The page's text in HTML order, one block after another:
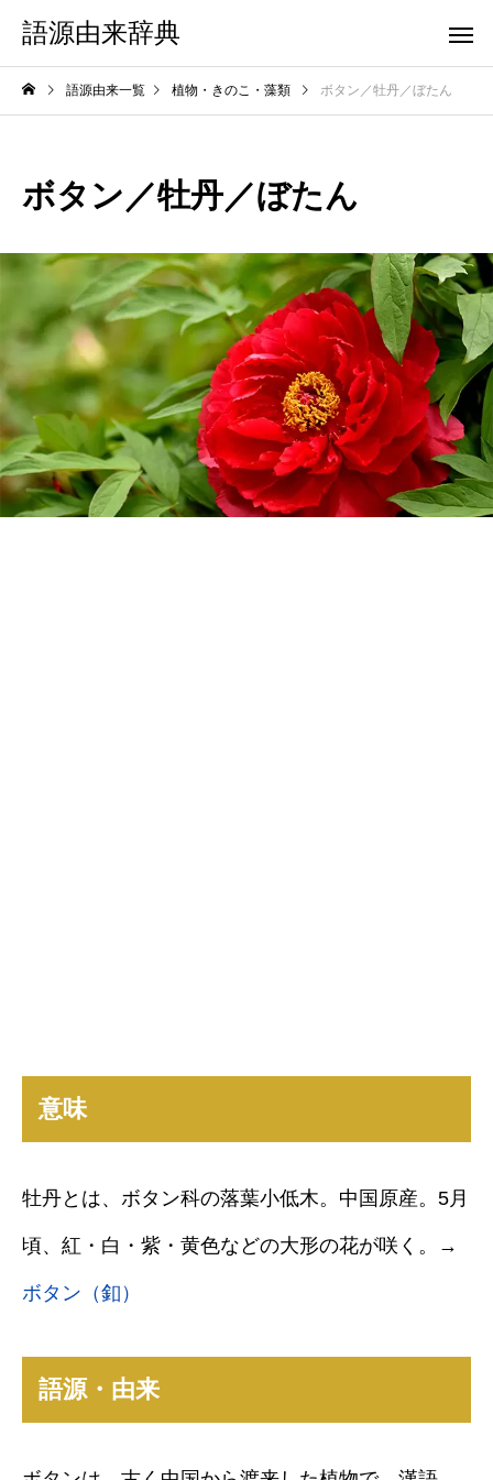
語源由来辞典
語源由来一覧 植物・きのこ・藻類 ボタン／牡丹／ぼたん
ボタン／牡丹／ぼたん
意味
牡丹とは、ボタン科の落葉小低木。中国原産。5月
頃、紅・白・紫・黄色などの大形の花が咲く。→
ボタン（釦）
語源・由来